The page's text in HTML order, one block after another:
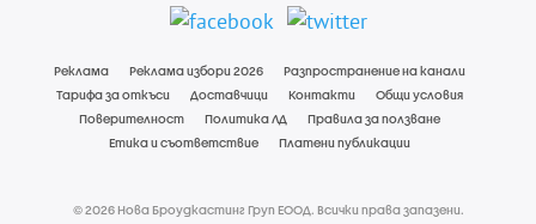
Реклама Реклама избори 2026
Разпространение на канали
Тарифа за откъси
Доставчици Контакти
Общи условия
Поверителност
Политика ЛД
Правила за ползване
Етика и съответствие
Платени публикации
© 2026 Нова Броудкастинг Груп ЕООД. Всички права запазени.